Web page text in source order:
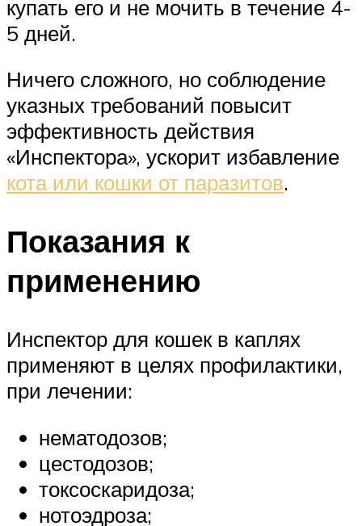
купать его и не мочить в течение 4-
5 дней.
Ничего сложного, но соблюдение
указных требований повысит
эффективность действия
«Инспектора», ускорит избавление
кота или кошки от паразитов.
Показания к
применению
Инспектор для кошек в каплях
применяют в целях профилактики,
при лечении:
нематодозов;
цестодозов;
токсоскаридоза;
нотоэдроза;